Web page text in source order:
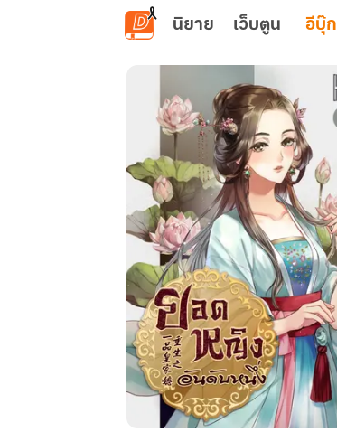
ข้ามไปยังเนื้อหาหลัก
นิยาย เว็บตูน อีบุ๊ก